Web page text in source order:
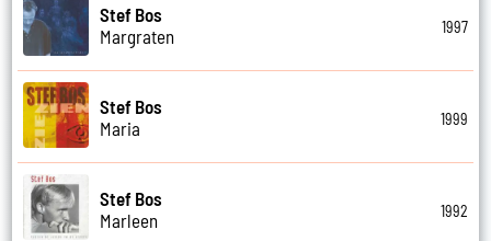
Stef Bos
Margraten
1997
Stef Bos
Maria
1999
Stef Bos
Marleen
1992